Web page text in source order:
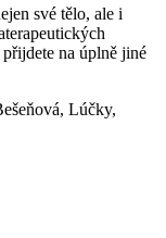
své tělo, ale i
na úplně jiné
Lúčky,